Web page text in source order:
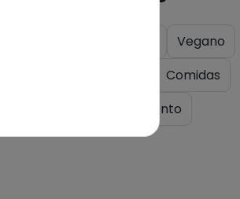
Vegano
Comidas
Acompañamiento